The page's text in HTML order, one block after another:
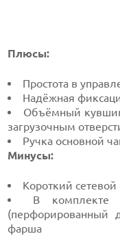
Плюсы:
Простота в
Надёжная
Объёмный
загрузочным
Ручка основной
Минусы:
Короткий
В комплекте
(перфорированный
фарша